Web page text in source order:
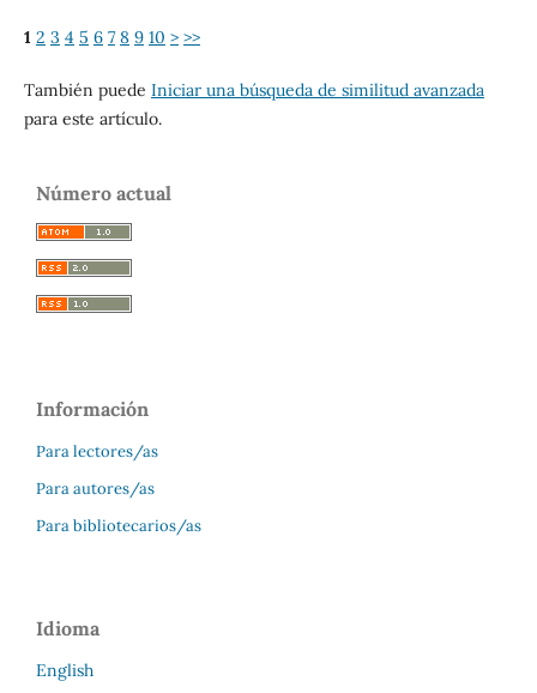
1 2 3 4 5 6 7 8 9 10 > >>
También puede Iniciar una búsqueda de similitud avanzada
para este artículo.
Número actual
Información
Para lectores/as
Para autores/as
Para bibliotecarios/as
Idioma
English